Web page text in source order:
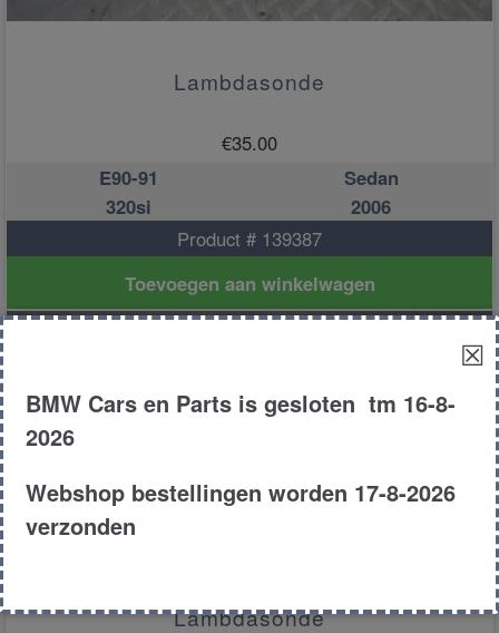
Lambdasonde
€35.00
E90-91
Sedan
320si
2006
Product # 139387
Toevoegen aan winkelwagen
Lambdasonde
☒
BMW Cars en Parts is gesloten tm 16-8-
2026
Webshop bestellingen worden 17-8-2026
verzonden